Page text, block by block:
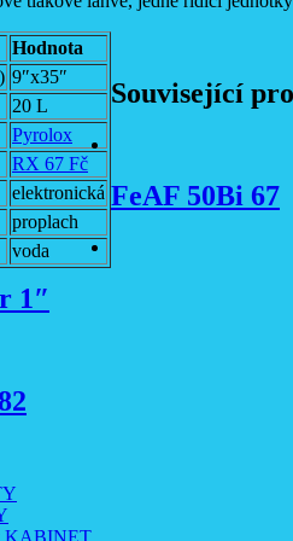
Hodnota
9″x35″
20 L
Pyrolox
RX 67 Fč
elektronická
proplach
voda
Související
FeAF 50Bi 67
1″
KABINET